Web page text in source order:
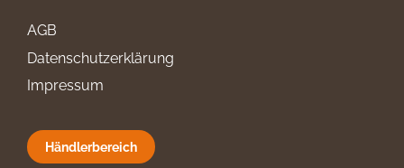
AGB
Datenschutzerklärung
Impressum
Händlerbereich